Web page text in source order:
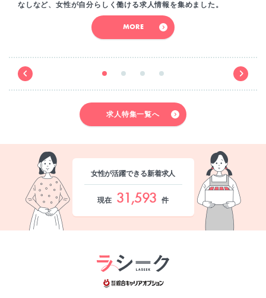
なしなど、女性が自分らしく働ける求人情報を集めました。
MORE
求人特集一覧へ
女性が活躍できる新着求人
現在 31,593 件